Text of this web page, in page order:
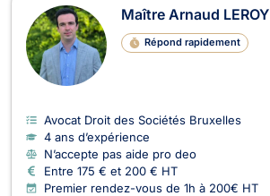
Maître Arnaud LEROY
Répond rapidement
Avocat Droit des Sociétés Bruxelles
4 ans d’expérience
N’accepte pas aide pro deo
Entre 175 € et 200 € HT
Premier rendez-vous de 1h à 200€ HT